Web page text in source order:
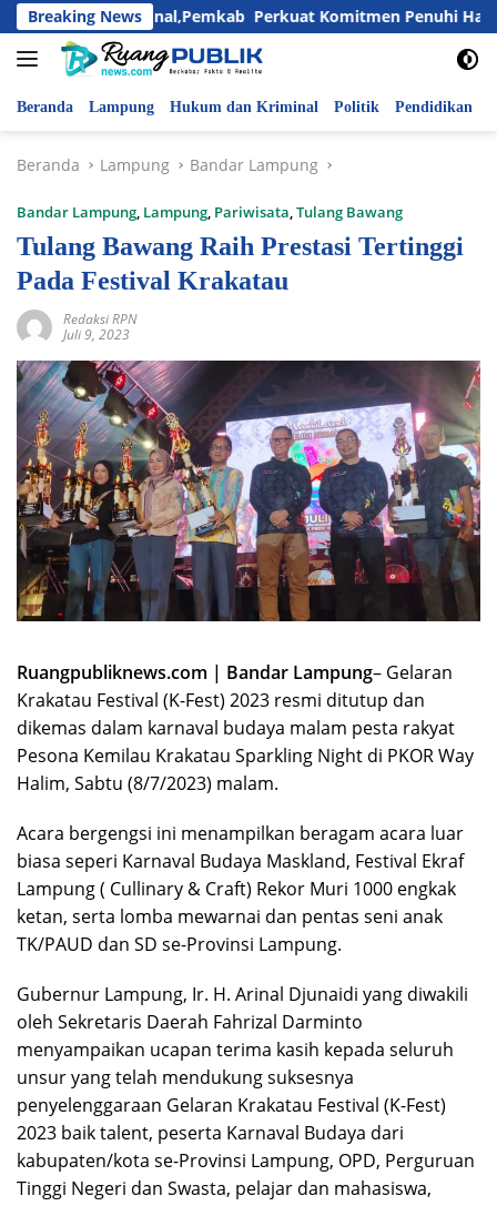
Langsung
ke
konten
Breaking News
Nasional,Pemkab Perkuat Komitmen Penuhi Hak dan
Beranda Lampung Hukum dan Kriminal Politik Pendidikan
Beranda Lampung Bandar Lampung
Bandar Lampung, Lampung, Pariwisata,Tulang Bawang
Tulang Bawang Raih Prestasi Tertinggi
Pada Festival Krakatau
Redaksi RPN
Juli 9, 2023
Ruangpubliknews.com | Bandar Lampung– Gelaran
Krakatau Festival (K-Fest) 2023 resmi ditutup dan
dikemas dalam karnaval budaya malam pesta rakyat
Pesona Kemilau Krakatau Sparkling Night di PKOR Way
Halim, Sabtu (8/7/2023) malam.
Acara bergengsi ini menampilkan beragam acara luar
biasa seperi Karnaval Budaya Maskland, Festival Ekraf
Lampung ( Cullinary & Craft) Rekor Muri 1000 engkak
ketan, serta lomba mewarnai dan pentas seni anak
TK/PAUD dan SD se-Provinsi Lampung.
Gubernur Lampung, Ir. H. Arinal Djunaidi yang diwakili
oleh Sekretaris Daerah Fahrizal Darminto
menyampaikan ucapan terima kasih kepada seluruh
unsur yang telah mendukung suksesnya
penyelenggaraan Gelaran Krakatau Festival (K-Fest)
2023 baik talent, peserta Karnaval Budaya dari
kabupaten/kota se-Provinsi Lampung, OPD, Perguruan
Tinggi Negeri dan Swasta, pelajar dan mahasiswa,